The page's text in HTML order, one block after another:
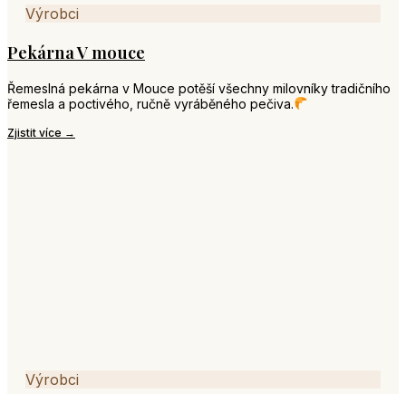
Výrobci
Pekárna V mouce
Řemeslná pekárna v Mouce potěší všechny milovníky tradičního
řemesla a poctivého, ručně vyráběného pečiva.
Zjistit více →
Výrobci